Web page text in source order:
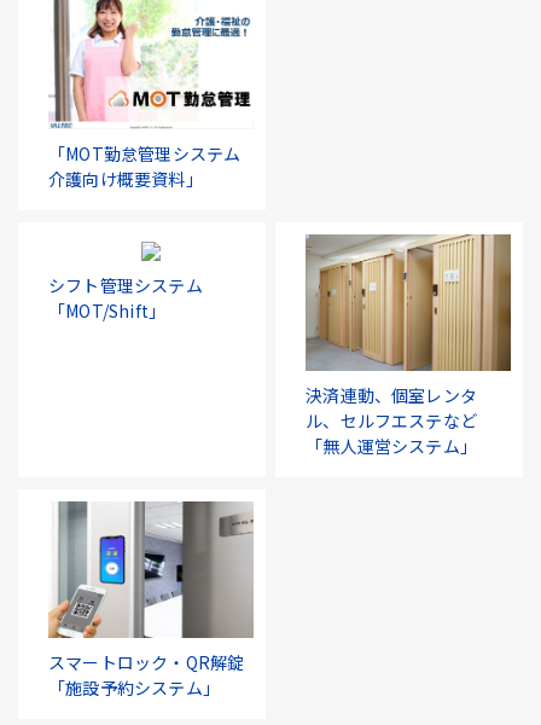
「MOT勤怠管理システム
介護向け概要資料」
シフト管理システム
「MOT/Shift」
決済連動、個室レンタ
ル、セルフエステなど
「無人運営システム」
スマートロック・QR解錠
「施設予約システム」